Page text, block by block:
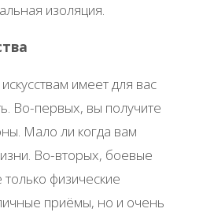
изоляция.
имеет для вас
Во-первых, вы получите
Мало ли когда вам
Во-вторых, боевые
физические
приёмы, но и очень